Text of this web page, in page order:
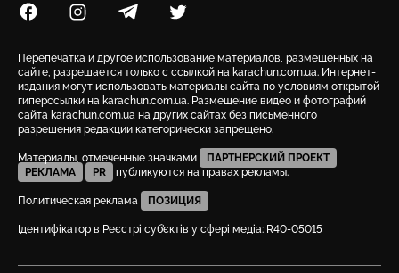
Посилання на Facebook
Посилання на Instagram
Посилання на Telegram
Посилання на Twitter
Перепечатка и другое использование материалов, размещенных на
сайте, разрешается только с ссылкой на karachun.com.ua. Интернет-
издания могут использовать материалы сайта по условиям открытой
гиперссылки на karachun.com.ua. Размещение видео и фотографий
сайта karachun.com.ua на других сайтах без письменного
разрешения редакции категорически запрещено.
Материалы, отмеченные значками
ПАРТНЕРСКИЙ ПРОЕКТ
РЕКЛАМА
PR публикуются на правах рекламы.
Политическая реклама ПОЗИЦИЯ
Ідентифікатор в Реєстрі суб’єктів у сфері медіа: R40-05015